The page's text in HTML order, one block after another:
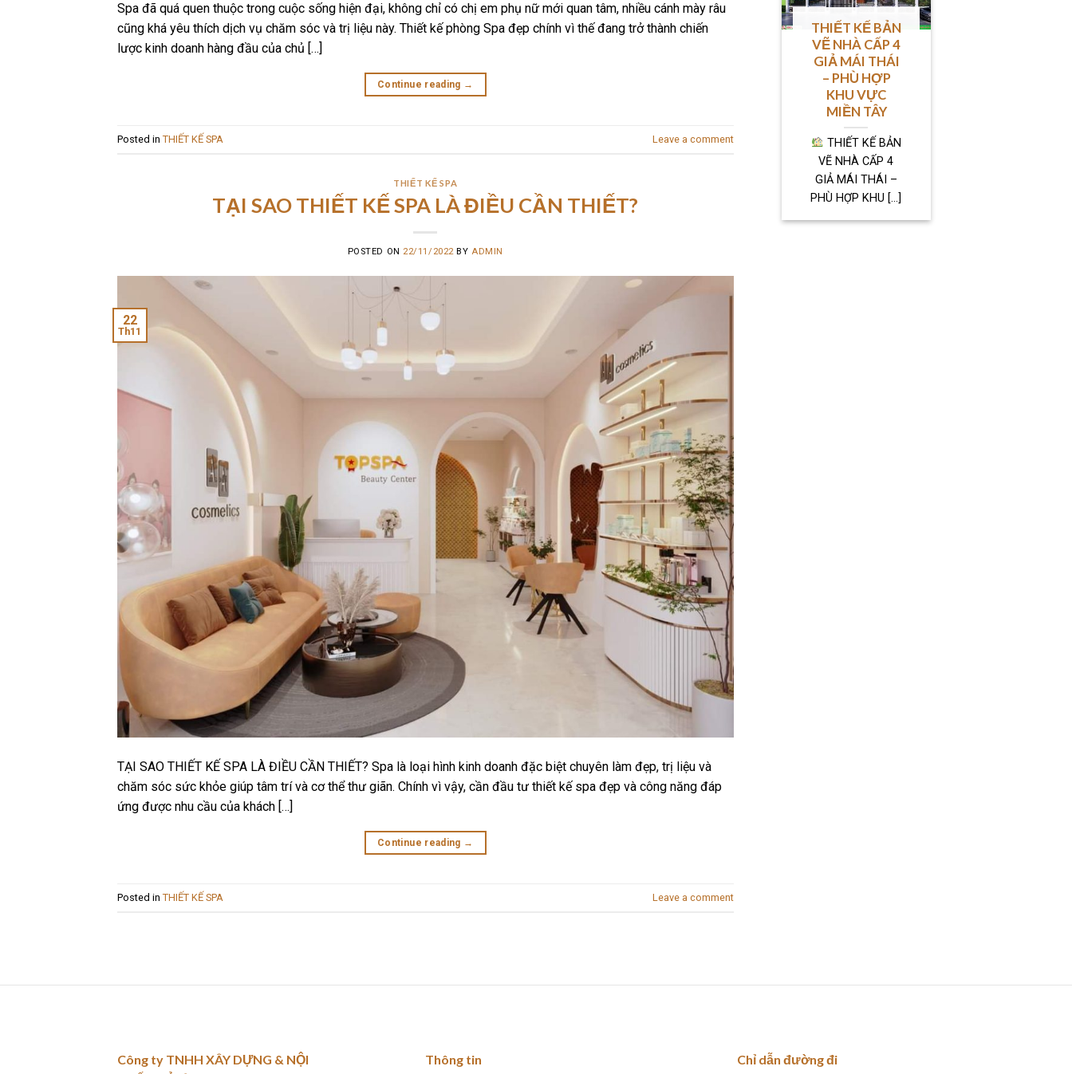
Spa đã quá quen thuộc trong cuộc sống hiện đại, không chỉ có chị em phụ nữ mới quan tâm, nhiều cánh mày râu
cũng khá yêu thích dịch vụ chăm sóc và trị liệu này. Thiết kế phòng Spa đẹp chính vì thế đang trở thành chiến
lược kinh doanh hàng đầu của chủ […]
Continue reading →
Posted in THIẾT KẾ SPA Leave a comment
THIẾT KẾ SPA
TẠI SAO THIẾT KẾ SPA LÀ ĐIỀU CẦN THIẾT?
POSTED ON 22/11/2022BYADMIN
22
Th11
TẠI SAO THIẾT KẾ SPA LÀ ĐIỀU CẦN THIẾT? Spa là loại hình kinh doanh đặc biệt chuyên làm đẹp, trị liệu và
chăm sóc sức khỏe giúp tâm trí và cơ thể thư giãn. Chính vì vậy, cần đầu tư thiết kế spa đẹp và công năng đáp
ứng được nhu cầu của khách […]
Continue reading →
Posted in THIẾT KẾ SPA Leave a comment
THIẾT KẾ BẢN
VẼ NHÀ CẤP 4
GIẢ MÁI THÁI
– PHÙ HỢP
KHU VỰC
MIỀN TÂY
THIẾT KẾ BẢN
VẼ NHÀ CẤP 4
GIẢ MÁI THÁI –
PHÙ HỢP KHU [...]
Công ty TNHH XÂY DỰNG & NỘI
Thông tin Chỉ dẫn đường đi